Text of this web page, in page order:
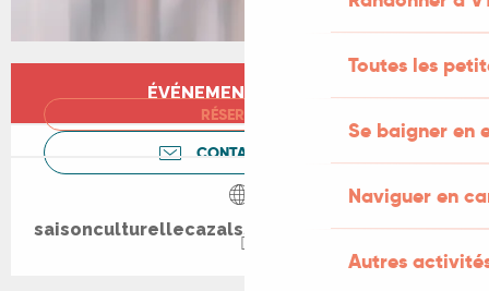
Toutes les
Se baigner en
Naviguer en
Autres
Ouverture et coordonnées
ÉVÉNEMENT TERMINÉ
RÉSERVER
CONTACTEZ-NOUS
saisonculturellecazalssalviac.wordpress.com